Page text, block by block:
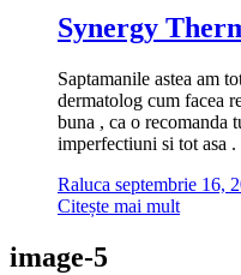
Synergy
Saptamanile astea am
dermatolog cum facea
buna , ca o recomanda
imperfectiuni si tot asa
Raluca septembrie 16,
Citește mai mult
image-5